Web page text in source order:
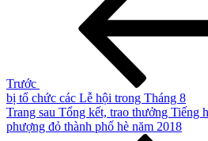
Trước
bị tổ chức các Lễ hội trong Tháng 8
Bài
tiếp
Trang sau Tổng kết, trao thưởng Tiếng
phượng đỏ thành phố hè năm 2018